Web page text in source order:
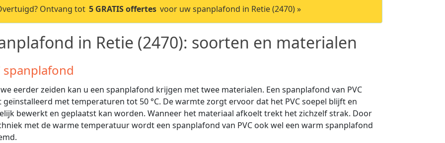
Ontvang tot 5 GRATIS offertes voor uw spanplafond in Retie (2470) »
in Retie (2470): soorten en materialen
spanplafond
eerder zeiden kan u een spanplafond krijgen met twee materialen. Een spanplafond van PVC
met temperaturen tot 50 °C. De warmte zorgt ervoor dat het PVC soepel blijft en
bewerkt en geplaatst kan worden. Wanneer het materiaal afkoelt trekt het zichzelf strak. Door
met de warme temperatuur wordt een spanplafond van PVC ook wel een warm spanplafond